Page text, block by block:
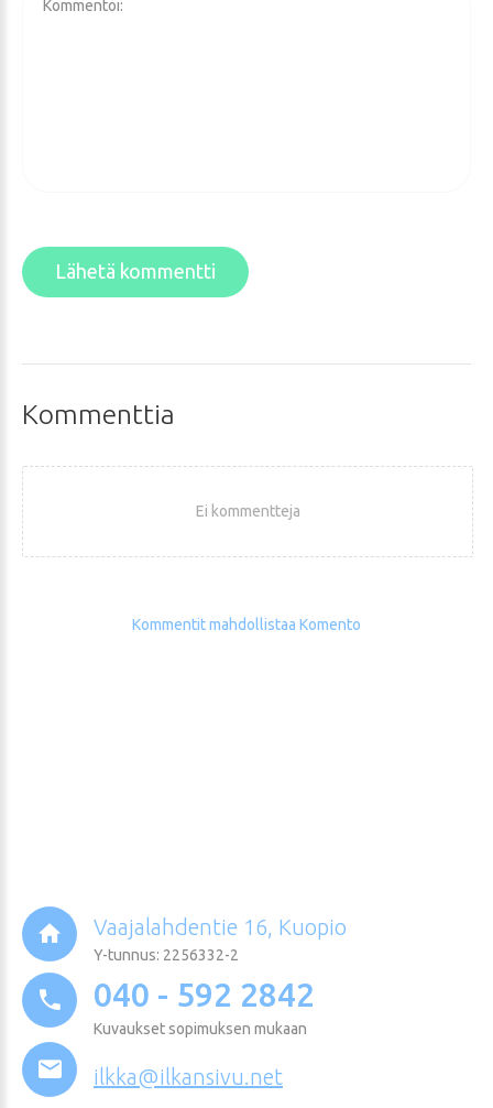
Lähetä kommentti
Kommenttia
Ei kommentteja
Kommentit mahdollistaa Komento
Vaajalahdentie 16, Kuopio
Y-tunnus: 2256332-2
040 - 592 2842
Kuvaukset sopimuksen mukaan
ilkka@ilkansivu.net